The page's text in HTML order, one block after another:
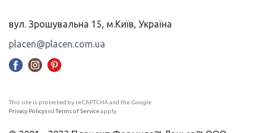
вул. Зрошувальна 15, м.Київ, Україна
placen@placen.com.ua
This site is protected by reCAPTCHA and the Google
Privacy Policyand Terms of Serviceapply.